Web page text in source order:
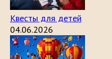
Квесты для детей
04.06.2026